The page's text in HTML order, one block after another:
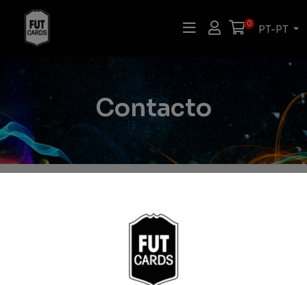
0 PT-PT
Contacto
Pode contactar-nos
através do seguinte
formulário